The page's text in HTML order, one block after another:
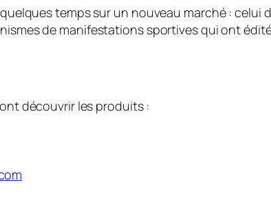
temps sur un nouveau marché : celui
de manifestations sportives qui ont
découvrir les produits :